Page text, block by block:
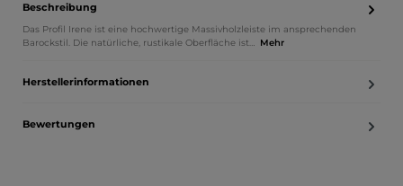
Beschreibung
Das Profil Irene ist eine hochwertige Massivholzleiste im ansprechenden
Barockstil. Die natürliche, rustikale Oberfläche ist… Mehr
Herstellerinformationen
Bewertungen